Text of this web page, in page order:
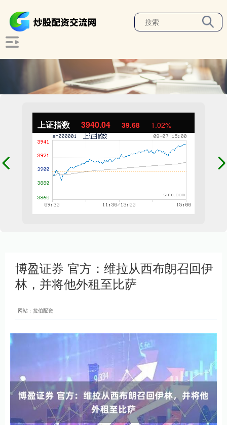
上证指数 3940.04 39.68 1.02%
博盈证券 官方：维拉从西布朗召回伊
林，并将他外租至比萨
网站：拉伯配资